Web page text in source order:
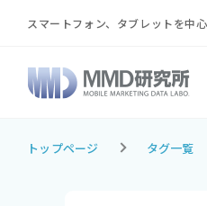
スマートフォン、タブレットを中
トップページ タグ一覧